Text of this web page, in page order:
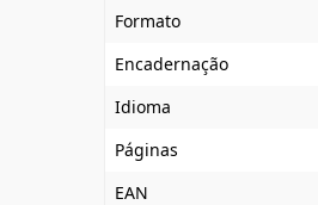
Formato
Encadernação
Idioma
Páginas
EAN